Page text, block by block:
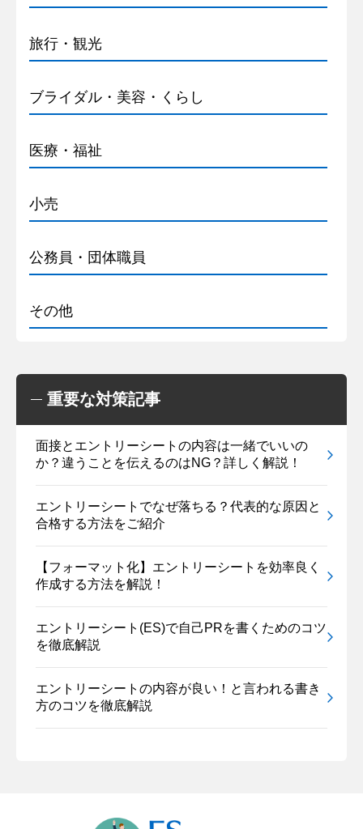
旅行・観光
ブライダル・美容・くらし
医療・福祉
小売
公務員・団体職員
その他
重要な対策記事
面接とエントリーシートの内容は一緒でいいの
か？違うことを伝えるのはNG？詳しく解説！
エントリーシートでなぜ落ちる？代表的な原因と
合格する方法をご紹介
【フォーマット化】エントリーシートを効率良く
作成する方法を解説！
エントリーシート(ES)で自己PRを書くためのコツ
を徹底解説
エントリーシートの内容が良い！と言われる書き
方のコツを徹底解説